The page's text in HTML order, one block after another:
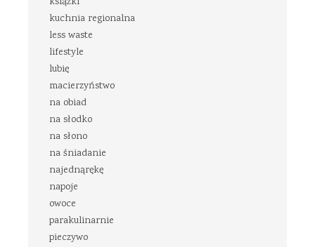
kuchnia regionalna
less waste
lifestyle
lubię
macierzyństwo
na obiad
na słodko
na słono
na śniadanie
najednąrękę
napoje
owoce
parakulinarnie
pieczywo